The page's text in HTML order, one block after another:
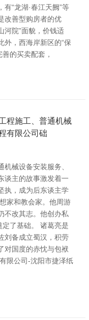
“龙湖·春江天阙”等
改善型购房者的优
河院”面貌，价钱适
外，西海岸新区的“保
的买卖配套，
程施工、普通机械
有限公司础
械设备安装服务、
谈主的故事激发着一
执，成为后东谈主学
家和教会家。他周游
不改其志。他创办私
定了基础。 诸葛亮是
刘备成立蜀汉，积劳
对国度的赤忱与包袱
限公司-沈阳市捷泽纸